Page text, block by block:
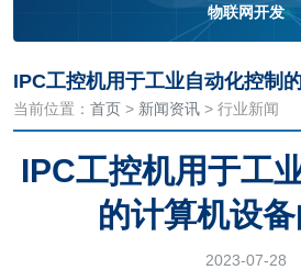
物联网开发
IPC工控机用于工业自动化控制
当前位置： 首页 > 新闻资讯 > 行业新闻
IPC工控机用于工
的计算机设
2023-07-28